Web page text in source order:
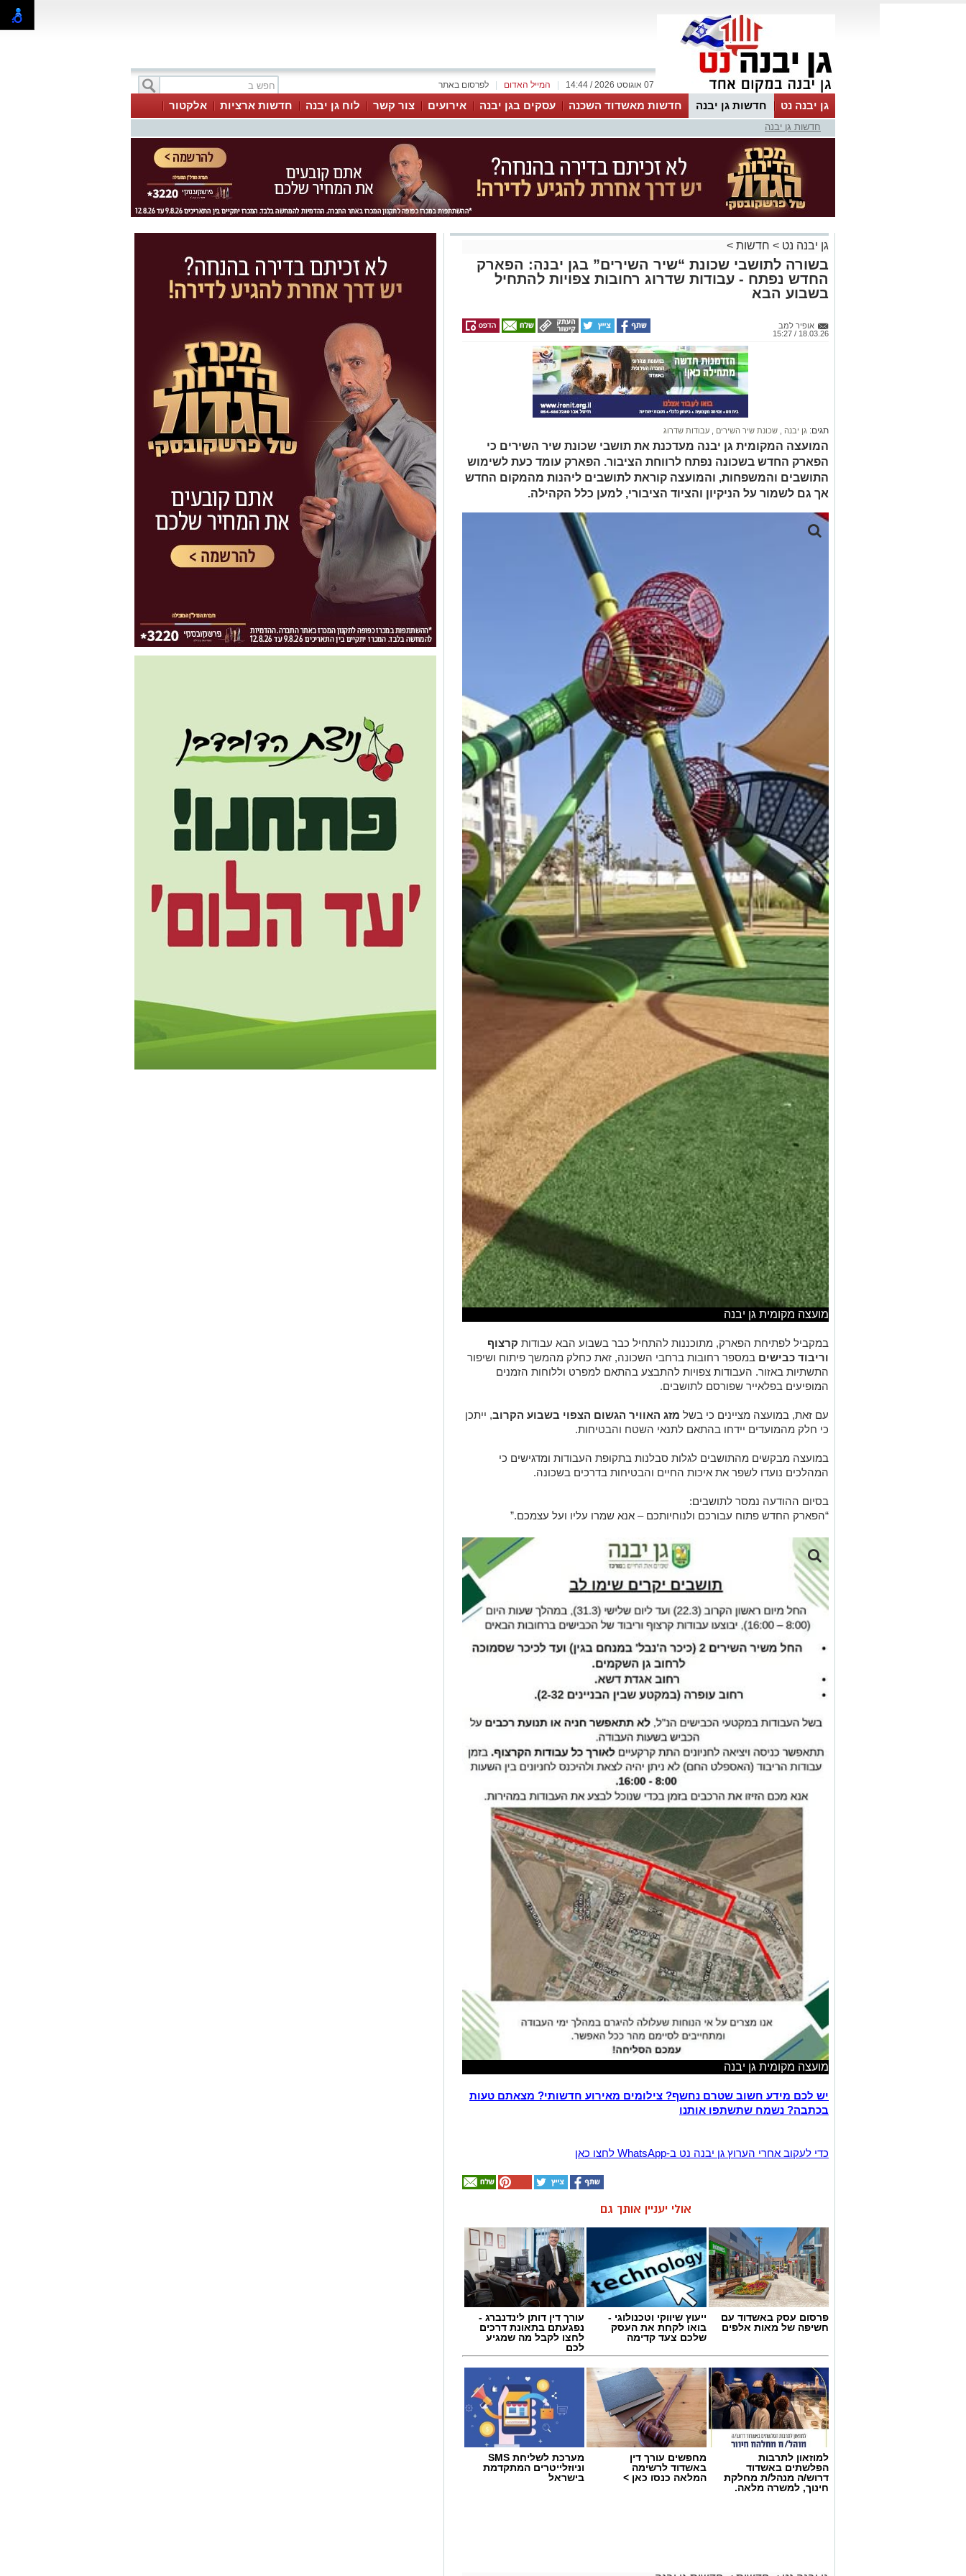
לפרסום באתר המייל האדום 07 אוגוסט 2026 / 14:44
גן יבנה נט חדשות גן יבנה חדשות מאשדוד השכנה עסקים בגן יבנה אירועים צור קשר לוח גן יבנה חדשות ארציות
אלקטור
MyKehila
חדשות גן יבנה
גן יבנה נט > חדשות >
בשורה לתושבי שכונת “שיר השירים” בגן יבנה: הפארק
החדש נפתח - עבודות שדרוג רחובות צפויות להתחיל
בשבוע הבא
אופיר למב
18.03.26 / 15:27
תגים: גן יבנה שכונת שיר השירים עבודות שדרוג
המועצה המקומית גן יבנה מעדכנת את תושבי שכונת שיר השירים כי
הפארק החדש בשכונה נפתח לרווחת הציבור. הפארק עומד כעת לשימוש
התושבים והמשפחות, והמועצה קוראת לתושבים ליהנות מהמקום החדש
אך גם לשמור על הניקיון והציוד הציבורי, למען כלל הקהילה.
מועצה מקומית גן יבנה
במקביל לפתיחת הפארק, מתוכננות להתחיל כבר בשבוע הבא עבודות קרצוף
וריבוד כבישים במספר רחובות ברחבי השכונה, זאת כחלק מהמשך פיתוח ושיפור
התשתיות באזור. העבודות צפויות להתבצע בהתאם למפרט וללוחות הזמנים
המופיעים בפלאייר שפורסם לתושבים.
עם זאת, במועצה מציינים כי בשל מזג האוויר הגשום הצפוי בשבוע הקרוב, ייתכן
כי חלק מהמועדים יידחו בהתאם לתנאי השטח והבטיחות.
במועצה מבקשים מהתושבים לגלות סבלנות בתקופת העבודות ומדגישים כי
המהלכים נועדו לשפר את איכות החיים והבטיחות בדרכים בשכונה.
בסיום ההודעה נמסר לתושבים:
“הפארק החדש פתוח עבורכם ולנוחיותכם – אנא שמרו עליו ועל עצמכם.”
מועצה מקומית גן יבנה
יש לכם מידע חשוב שטרם נחשף? צילומים מאירוע חדשותי? מצאתם טעות
בכתבה? נשמח שתשתפו אותנו
‏כדי לעקוב אחרי הערוץ גן יבנה נט ב-WhatsApp לחצו כאן
אולי יעניין אותך גם
פרסום עסק באשדוד עם
חשיפה של מאות אלפים
ייעוץ שיווקי וטכנולוגי -
בואו לקחת את העסק
שלכם צעד קדימה
עורך דין דותן לינדנברג -
נפגעתם בתאונת דרכים
לחצו לקבל מה שמגיע
לכם
למוזאון לתרבות
הפלשתים באשדוד
דרוש/ה מנהל/ת מחלקת
חינוך, למשרה מלאה.
מחפשים עורך דין
באשדוד לרשימה
המלאה כנסו כאן >
מערכת לשליחת SMS
וניוזלייטרים המתקדמת
בישראל